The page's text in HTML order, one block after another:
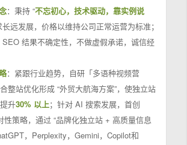
：秉持 “不忘初心，技术驱动，靠实例说
长远发展，价格以维持公司正常运营为标准；
SEO 结果不确定性，不做虚假承诺，诚信经
：紧跟行业趋势，自研「多语种视频营
整站优化形成 “外贸大航海方案”，使独立站
升30% 以上；针对 AI 搜索发展，首创
性策略，通过 “品牌化独立站 + 高质量信息
，Perplexity，Gemini，Copilot和